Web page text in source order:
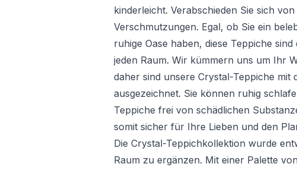
kinderleicht. Verabschieden Sie sich
Verschmutzungen. Egal, ob Sie ein
ruhige Oase haben, diese Teppiche
jeden Raum. Wir kümmern uns um Ihr
daher sind unsere Crystal-Teppiche mit
ausgezeichnet. Sie können ruhig
Teppiche frei von schädlichen
somit sicher für Ihre Lieben und den
Die Crystal-Teppichkollektion wurde
Raum zu ergänzen. Mit einer Palette